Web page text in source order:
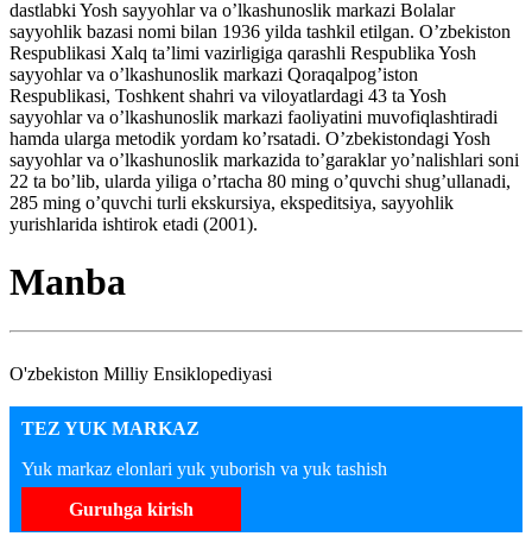
dastlabki Yosh sayyohlar va o’lkashunoslik markazi Bolalar
sayyohlik bazasi nomi bilan 1936 yilda tashkil etilgan. O’zbekiston
Respublikasi Xalq ta’limi vazirligiga qarashli Respublika Yosh
sayyohlar va o’lkashunoslik markazi Qoraqalpog’iston
Respublikasi, Toshkent shahri va viloyatlardagi 43 ta Yosh
sayyohlar va o’lkashunoslik markazi faoliyatini muvofiqlashtiradi
hamda ularga metodik yordam ko’rsatadi. O’zbekistondagi Yosh
sayyohlar va o’lkashunoslik markazida to’garaklar yo’nalishlari soni
22 ta bo’lib, ularda yiliga o’rtacha 80 ming o’quvchi shug’ullanadi,
285 ming o’quvchi turli ekskursiya, ekspeditsiya, sayyohlik
yurishlarida ishtirok etadi (2001).
Manba
O'zbekiston Milliy Ensiklopediyasi
TEZ YUK MARKAZ
Yuk markaz elonlari yuk yuborish va yuk tashish
Guruhga kirish